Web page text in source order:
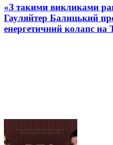
«З такими викликами
Гауляйтер Балицький
енергетичний колапс на